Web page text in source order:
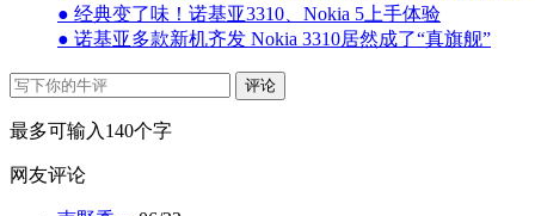
● 经典变了味！诺基亚3310、Nokia 5上手体验
● 诺基亚多款新机齐发 Nokia 3310居然成了“真旗舰”
评论
最多可输入140个字
网友评论